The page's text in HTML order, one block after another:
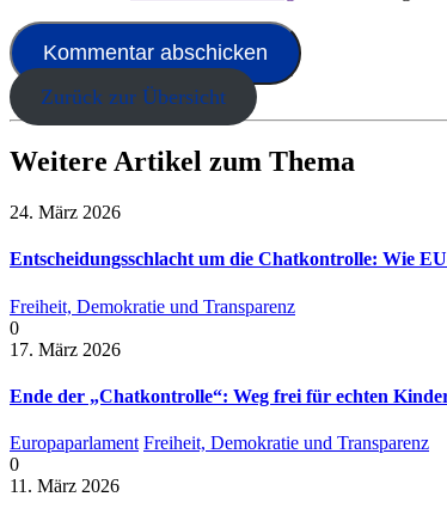
Zurück zur Übersicht
Weitere Artikel zum Thema
24. März 2026
Entscheidungsschlacht um die Chatkontrolle: Wie
Freiheit, Demokratie und Transparenz
0
17. März 2026
Ende der „Chatkontrolle“: Weg frei für echten
Europaparlament Freiheit, Demokratie und Transparenz
0
11. März 2026